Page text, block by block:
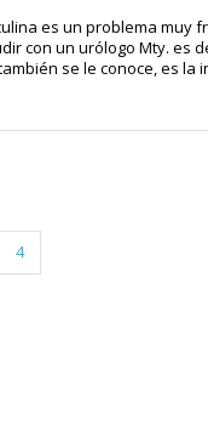
es un problema
con un urólogo Mty. es
se le conoce, es
4